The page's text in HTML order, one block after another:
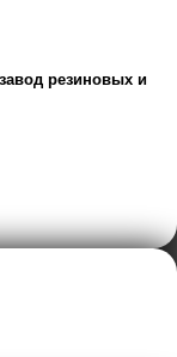
резиновых и